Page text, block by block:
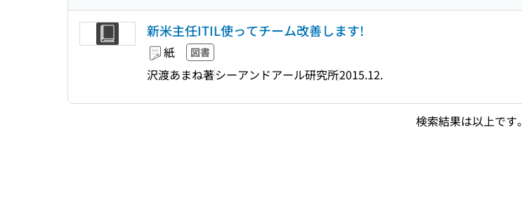
新米主任ITIL使ってチーム改善します!
紙 図書
沢渡あまね著シーアンドアール研究所2015.12.
検索結果は以上です。